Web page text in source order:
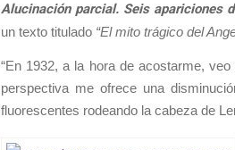
Alucinación parcial. Seis apariciones
un texto titulado “El mito trágico del
“En 1932, a la hora de acostarme,
perspectiva me ofrece una
fluorescentes rodeando la cabeza de